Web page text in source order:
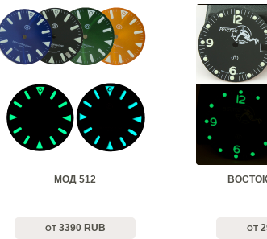
МОД 512
ОТ3390 RUB ОТ